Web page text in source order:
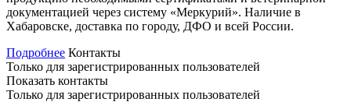
документацией через систему «Меркурий». Наличие в
Хабаровске, доставка по городу, ДФО и всей России.
Подробнее Контакты
Только для зарегистрированных пользователей
Показать контакты
Только для зарегистрированных пользователей